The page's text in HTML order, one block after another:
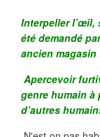
Interpeller l’œil,
été demandé
ancien
Apercevoir
genre humain à
d’autres